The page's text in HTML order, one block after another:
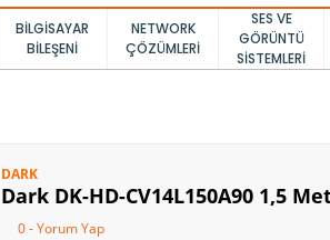
BILGISAYAR
BILEŞENI
NETWORK
ÇÖZÜMLERI
SES VE
GÖRÜNTÜ
SISTEMLERI
DARK
Dark DK-HD-CV14L150A90 1,5
0 - Yorum Yap